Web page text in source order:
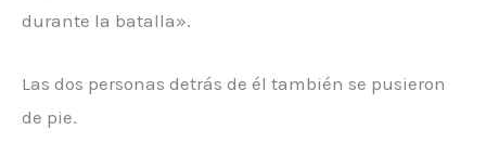
durante la batalla».
Las dos personas detrás de él también se pusieron
de pie.